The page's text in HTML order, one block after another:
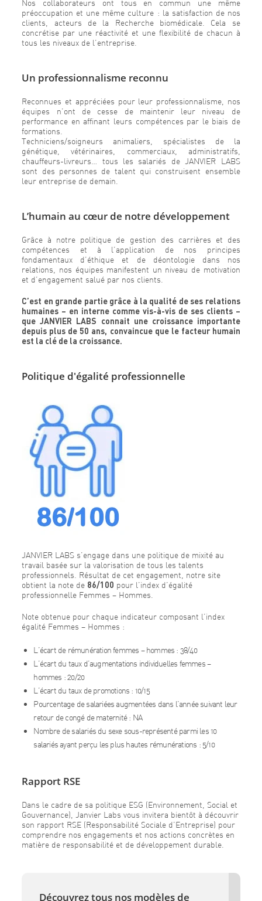
Nos collaborateurs ont tous en commun une même
préoccupation et une même culture : la satisfaction de nos
clients, acteurs de la Recherche biomédicale. Cela se
concrétise par une réactivité et une flexibilité de chacun à
tous les niveaux de l’entreprise.
Un professionnalisme reconnu
Reconnues et appréciées pour leur professionnalisme, nos
équipes n’ont de cesse de maintenir leur niveau de
performance en affinant leurs compétences par le biais de
formations.
Techniciens/soigneurs animaliers, spécialistes de la
génétique, vétérinaires, commerciaux, administratifs,
chauffeurs-livreurs… tous les salariés de JANVIER LABS
sont des personnes de talent qui construisent ensemble
leur entreprise de demain.
L’humain au cœur de notre développement
Grâce à notre politique de gestion des carrières et des
compétences et à l’application de nos principes
fondamentaux d’éthique et de déontologie dans nos
relations, nos équipes manifestent un niveau de motivation
et d’engagement salué par nos clients.
C’est en grande partie grâce à la qualité de ses relations
humaines – en interne comme vis-à-vis de ses clients –
que JANVIER LABS connait une croissance importante
depuis plus de 50 ans, convaincue que le facteur humain
est la clé de la croissance.
Politique d'égalité professionnelle
JANVIER LABS s’engage dans une politique de mixité au
travail basée sur la valorisation de tous les talents
professionnels. Résultat de cet engagement, notre site
obtient la note de 86/100 pour l’index d’égalité
professionnelle Femmes – Hommes.
Note obtenue pour chaque indicateur composant l’index
égalité Femmes – Hommes :
L’écart de rémunération femmes – hommes : 38/40
L’écart du taux d’augmentations individuelles femmes –
hommes : 20/20
L’écart du taux de promotions : 10/15
Pourcentage de salariées augmentées dans l’année suivant leur
retour de congé de maternité : NA
Nombre de salariés du sexe sous-représenté parmi les 10
salariés ayant perçu les plus hautes rémunérations : 5/10
Rapport RSE
Dans le cadre de sa politique ESG (Environnement, Social et
Gouvernance), Janvier Labs vous invitera bientôt à découvrir
son rapport RSE (Responsabilité Sociale d’Entreprise) pour
comprendre nos engagements et nos actions concrètes en
matière de responsabilité et de développement durable.
Découvrez tous nos modèles de